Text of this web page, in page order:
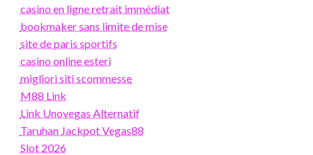
casino en ligne retrait immédiat
bookmaker sans limite de mise
site de paris sportifs
casino online esteri
migliori siti scommesse
M88 Link
Link Unovegas Alternatif
Taruhan Jackpot Vegas88
Slot 2026